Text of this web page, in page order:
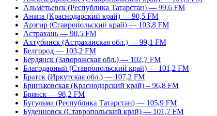
Альметьевск (Республика Татарстан) — 99,6 FM
Анапа (Краснодарский край) — 90,5 FM
Арзгир (Ставропольский край) — 103,8 FM
Астрахань — 90,5 FM
Ахтубинск (Астраханская обл.) — 99,1 FM
Белгород — 103,2 FM
Бердянск (Запорожская обл.) — 102,7 FM
Благодарный (Ставропольский край) — 101,2 FM
Братск (Иркутская обл.) — 107,2 FM
Бриньковская (Краснодарский край) – 96,8 FM
Брянск — 98,2 FM
Бугульма (Республика Татарстан) — 105,9 FM
Буденновск (Ставропольский край) — 101,7 FM